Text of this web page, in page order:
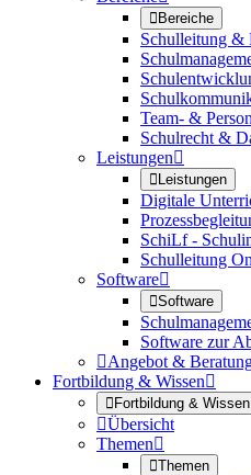
Bereiche
Schulleitung &
Team- &
Schulrecht &
Leistungen
Leistungen
Digitale
SchiLf -
Schulleitung
Software
Software
Software zur
Angebot &
Fortbildung & Wissen
Fortbildung & Wissen
Übersicht
Themen
Themen